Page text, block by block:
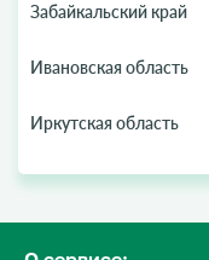
Забайкальский край
Ивановская область
Иркутская область